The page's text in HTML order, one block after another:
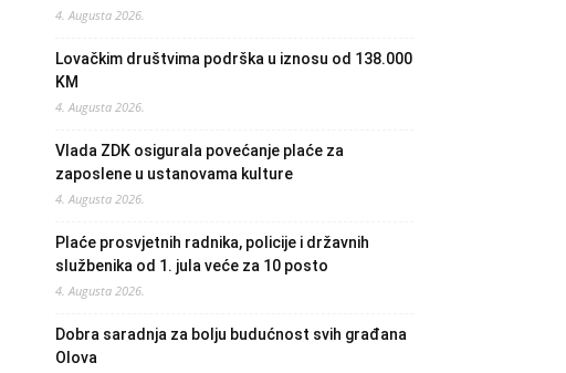
4. Augusta 2026.
Lovačkim društvima podrška u iznosu od 138.000
KM
4. Augusta 2026.
Vlada ZDK osigurala povećanje plaće za
zaposlene u ustanovama kulture
4. Augusta 2026.
Plaće prosvjetnih radnika, policije i državnih
službenika od 1. jula veće za 10 posto
4. Augusta 2026.
Dobra saradnja za bolju budućnost svih građana
Olova